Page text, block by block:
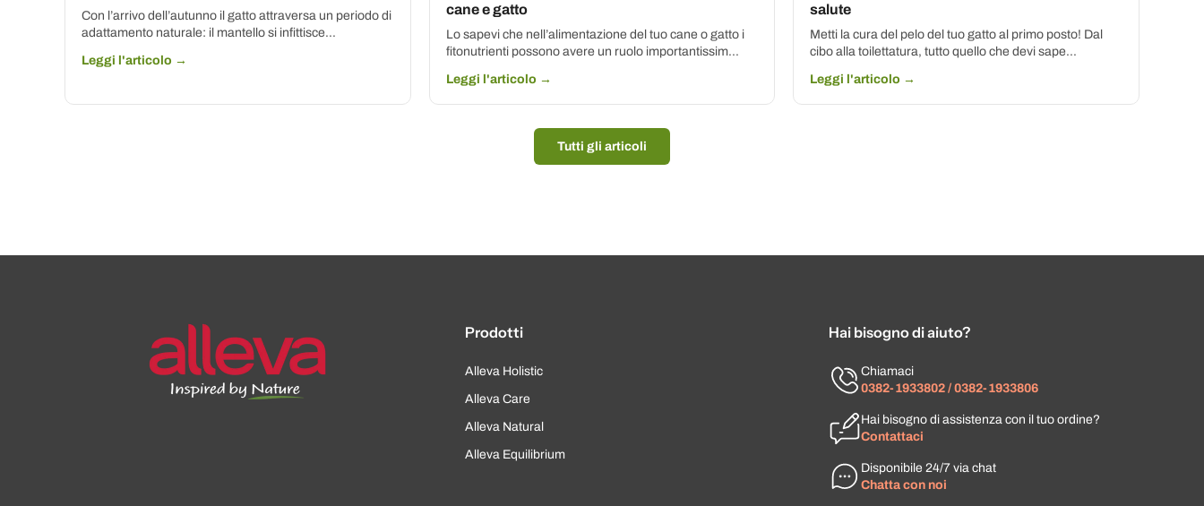
Con l’arrivo dell’autunno il gatto attraversa un periodo di
adattamento naturale: il mantello si infittisce...
Leggi l'articolo →
cane e gatto
Lo sapevi che nell’alimentazione del tuo cane o gatto i
fitonutrienti possono avere un ruolo importantissim...
Leggi l'articolo →
salute
Metti la cura del pelo del tuo gatto al primo posto! Dal
cibo alla toilettatura, tutto quello che devi sape...
Leggi l'articolo →
Tutti gli articoli
Prodotti
Alleva Holistic
Alleva Care
Alleva Natural
Alleva Equilibrium
Hai bisogno di aiuto?
Chiamaci
0382-1933802 / 0382-1933806
Hai bisogno di assistenza con il tuo ordine?
Contattaci
Disponibile 24/7 via chat
Chatta con noi